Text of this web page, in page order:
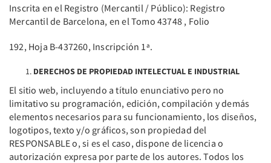
Inscrita en el Registro (Mercantil / Público): Registro
Mercantil de Barcelona, en el Tomo 43748 , Folio
192, Hoja B-437260, Inscripción 1ª.
DERECHOS DE PROPIEDAD INTELECTUAL E INDUSTRIAL
El sitio web, incluyendo a título enunciativo pero no
limitativo su programación, edición, compilación y demás
elementos necesarios para su funcionamiento, los diseños,
logotipos, texto y/o gráficos, son propiedad del
RESPONSABLE o, si es el caso, dispone de licencia o
autorización expresa por parte de los autores. Todos los